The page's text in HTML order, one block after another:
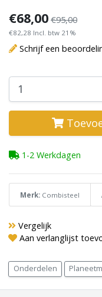
€68,00 €95,00
€82,28 Incl. btw 21%
Schrijf een
1-2 Werkdagen
Merk: Combisteel
Vergelijk
Aan verlanglijst
Onderdelen